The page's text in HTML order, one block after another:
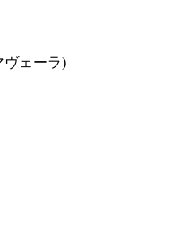
ヴェーラ)